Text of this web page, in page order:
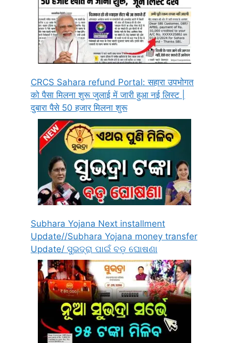
CRCS Sahara refund Portal: सहारा उपभोगत
को पैसा मिलना शुरू जुलाई में जारी हुआ नई लिस्ट |
दुबारा पैसे 50 हजार मिलना शुरू
Subhara Yojana Next installment
Update//Subhara Yojana money transfer
Update/ ସୁଭଦ୍ରା ପାଇଁ ବଡ଼ ଘୋଷଣା